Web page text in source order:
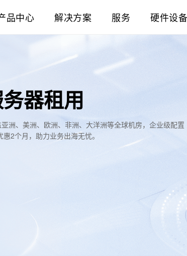
品中心 解决方案 服务 硬件设备
器租用
洲、美洲、欧洲、非洲、大洋洲等全球机房，企业级配置
2个月，助力业务出海无忧。